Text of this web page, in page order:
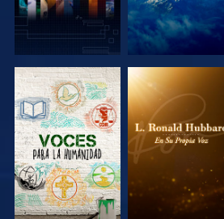
EXPLORA LAS
SERIES
EXPLORA LAS
SERIES